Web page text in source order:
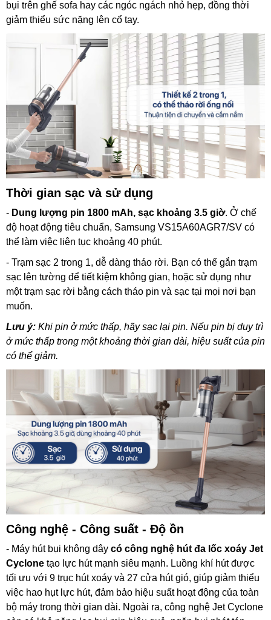
bụi trên ghế sofa hay các ngóc ngách nhỏ hẹp, đồng thời
giảm thiểu sức nặng lên cổ tay.
Thời gian sạc và sử dụng
- Dung lượng pin 1800 mAh, sạc khoảng 3.5 giờ. Ở chế
độ hoạt động tiêu chuẩn, Samsung VS15A60AGR7/SV có
thể làm việc liên tục khoảng 40 phút.
- Trạm sạc 2 trong 1, dễ dàng tháo rời. Bạn có thể gắn trạm
sạc lên tường để tiết kiệm không gian, hoặc sử dụng như
một trạm sạc rời bằng cách tháo pin và sạc tại mọi nơi bạn
muốn.
Lưu ý: Khi pin ở mức thấp, hãy sạc lại pin. Nếu pin bị duy trì
ở mức thấp trong một khoảng thời gian dài, hiệu suất của pin
có thể giảm.
Công nghệ - Công suất - Độ ồn
- Máy hút bụi không dây có công nghệ hút đa lốc xoáy Jet
Cyclone tạo lực hút mạnh siêu mạnh. Luồng khí hút được
tối ưu với 9 trục hút xoáy và 27 cửa hút gió, giúp giảm thiểu
việc hao hụt lực hút, đảm bảo hiệu suất hoạt động của toàn
bộ máy trong thời gian dài. Ngoài ra, công nghệ Jet Cyclone